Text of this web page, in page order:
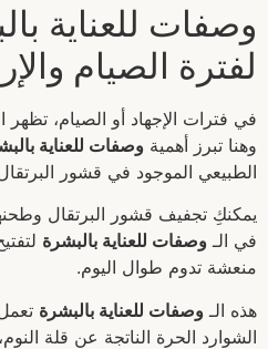
وصفات للعناية
لفترة الصيام
في فترات الإجهاد أو الصيام، تظهر
وهنا تبرز أهمية وصفات للعناية
الطبيعي الموجود في قشور
يمكنكِ تجفيف قشور البرتقال
في الـ وصفات للعناية بالبشرة
منعشة تدوم طوال اليوم.
هذه الـ وصفات للعناية بالبشرة
الشوارد الحرة الناتجة عن قلة